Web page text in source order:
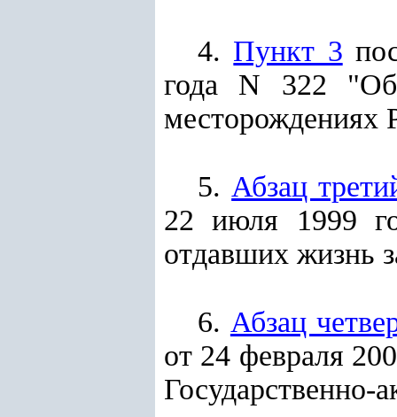
4. Пункт 3
года N 322 "Об
месторождениях
5. Абзац
22 июля 1999
отдавших жизнь
6. Абзац
от 24 февраля
Государственно-